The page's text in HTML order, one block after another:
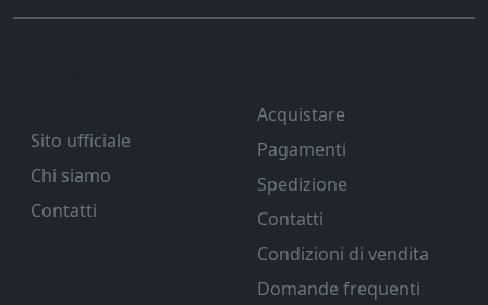
Sito ufficiale
Chi siamo
Contatti
Acquistare
Pagamenti
Spedizione
Contatti
Condizioni di vendita
Domande frequenti